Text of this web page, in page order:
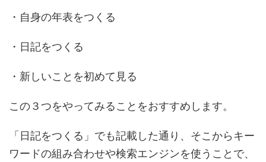
・自身の年表をつくる
・日記をつくる
・新しいことを初めて見る
この３つをやってみることをおすすめします。
「日記をつくる」でも記載した通り、そこからキー
ワードの組み合わせや検索エンジンを使うことで、